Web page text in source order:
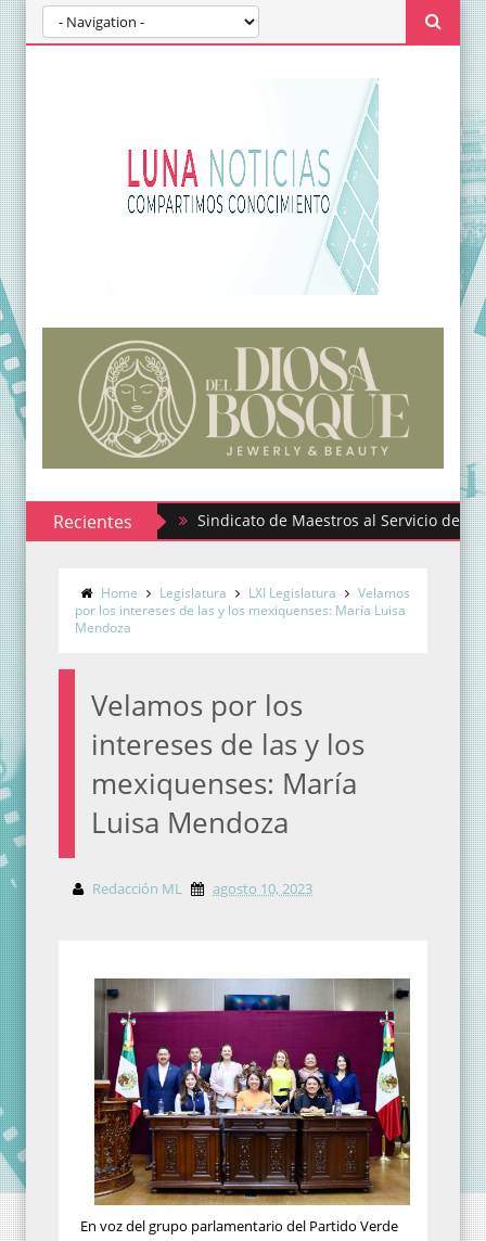
RecientesSindicato de Maestros al Servicio del Estado de
Home Legislatura LXI Legislatura
Velamos
por los intereses de las y los mexiquenses: María Luisa
Mendoza
Velamos por los
intereses de las y los
mexiquenses: María
Luisa Mendoza
Redacción ML agosto 10, 2023
En voz del grupo parlamentario del Partido Verde